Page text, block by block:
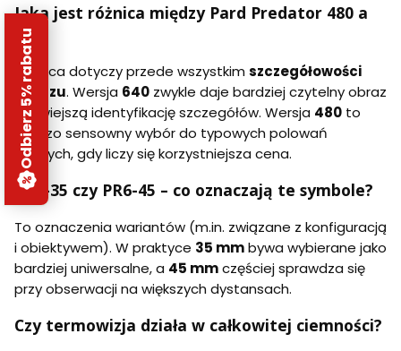
Jaka jest różnica między Pard Predator 480 a
640?
Różnica dotyczy przede wszystkim szczegółowości
obrazu. Wersja 640 zwykle daje bardziej czytelny obraz
i łatwiejszą identyfikację szczegółów. Wersja 480 to
bardzo sensowny wybór do typowych polowań
nocnych, gdy liczy się korzystniejsza cena.
PR4-35 czy PR6-45 – co oznaczają te symbole?
To oznaczenia wariantów (m.in. związane z konfiguracją
i obiektywem). W praktyce 35 mmbywa wybierane jako
bardziej uniwersalne, a 45 mmczęściej sprawdza się
przy obserwacji na większych dystansach.
Czy termowizja działa w całkowitej ciemności?
Odbierz 5% rabatu